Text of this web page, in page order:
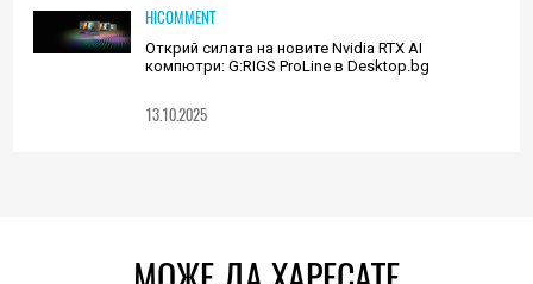
HICOMMENT
Открий силата на новите Nvidia RTX AI
компютри: G:RIGS ProLine в Desktop.bg
13.10.2025